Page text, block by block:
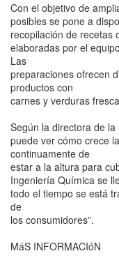
Con el objetivo de
posibles se pone a
recopilación de recetas
elaboradas por el
Las
preparaciones ofrecen
productos con
carnes y verduras
Según la directora de
puede ver cómo crece
continuamente de
estar a la altura para
Ingeniería Química se
todo el tiempo se está
de
los consumidores”.
MáS INFORMACIóN